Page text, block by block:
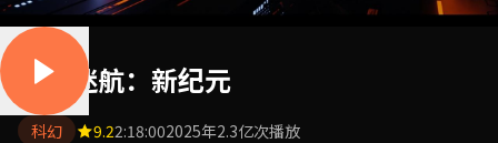
星际迷航：新纪元
科幻 9.22:18:002025年2.3亿次播放